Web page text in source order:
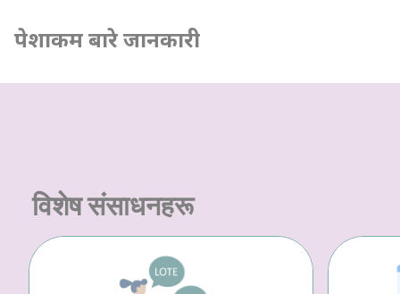
पेशाकर्मी बारे जानकारी
विशेष संसाधनहरू